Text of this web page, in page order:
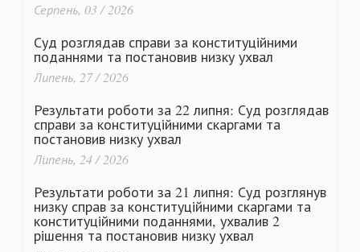
Серпень, 03 / 2026
Суд розглядав справи за конституційними
поданнями та постановив низку ухвал
Липень, 27 / 2026
Результати роботи за 22 липня: Суд розглядав
справи за конституційними скаргами та
постановив низку ухвал
Липень, 24 / 2026
Результати роботи за 21 липня: Суд розглянув
низку справ за конституційними скаргами та
конституційними поданнями, ухвалив 2
рішення та постановив низку ухвал